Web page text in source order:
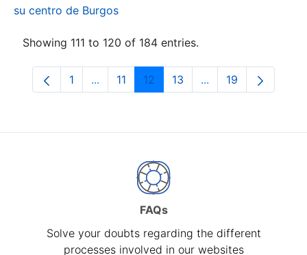
su centro de Burgos
Showing 111 to 120 of 184 entries.
Page
1 ...Intermediate Pages Use TAB to navigate.
Page
11 Page
12 Page
13 ...Intermediate
Page
19
FAQs
Solve your doubts regarding the different
processes involved in our websites